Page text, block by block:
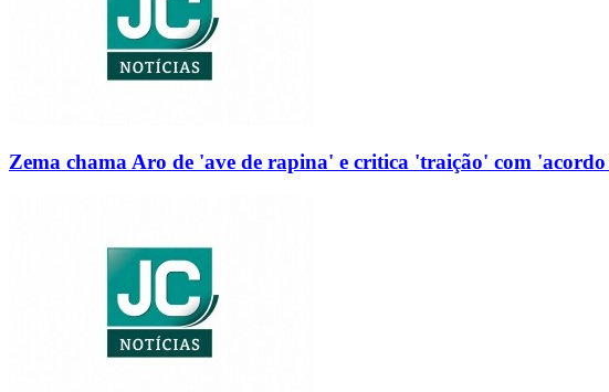
Zema chama Aro de 'ave de rapina' e critica 'traição' com